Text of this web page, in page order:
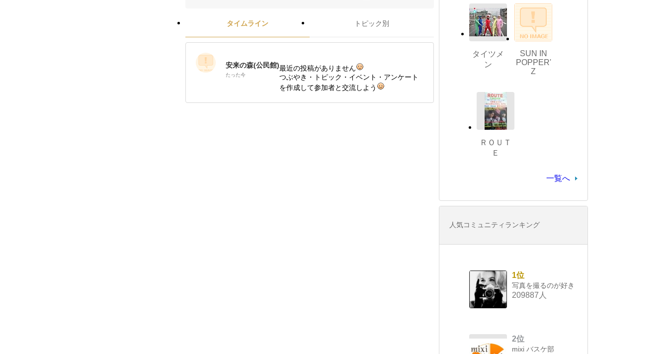
タイムライン トピック別
安来の森(公民館)
たった今
最近の投稿がありません
つぶやき・トピック・イベント・アンケート
を作成して参加者と交流しよう
タイツメ
ン
SUN IN
POPPER'
Z
ＲＯＵＴ
Ｅ
一覧へ
人気コミュニティランキング
1位
写真を撮るのが好き
209887人
2位
mixi バスケ部